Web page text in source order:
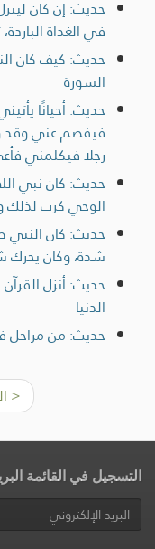
حديث: إن كان
في الغداة
حديث: كيف كان
السورة
حديث: أحيانًا
فيفصم عني وقد
رجلا فيكلمني
حديث: كان نبي
الوحي كرب لذلك
حديث: كان النبي
شدة، وكان يحرك
حديث: أنزل
الدنيا
حديث: من مراحل
<
التسجيل في القائمة